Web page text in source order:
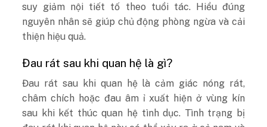
suy giảm nội tiết tố theo tuổi tác. Hiểu đúng
nguyên nhân sẽ giúp chủ động phòng ngừa và cải
thiện hiệu quả.
Đau rát sau khi quan hệ là gì?
Đau rát sau khi quan hệ là cảm giác nóng rát,
châm chích hoặc đau âm ỉ xuất hiện ở vùng kín
sau khi kết thúc quan hệ tình dục. Tình trạng bị